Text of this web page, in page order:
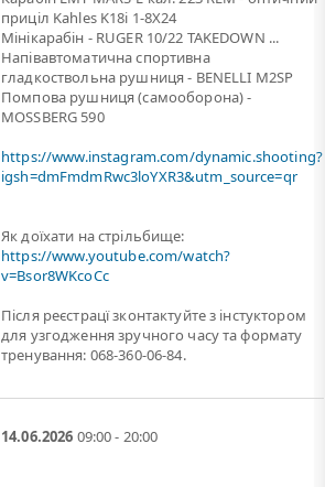
приціл Kahles K18i 1-8X24
Мінікарабін - RUGER 10/22 TAKEDOWN ...
Напівавтоматична спортивна
гладкоствольна рушниця - BENELLI M2SP
Помпова рушниця (самооборона) -
MOSSBERG 590
https://www.instagram.com/dynamic.shooting?
igsh=dmFmdmRwc3loYXR3&utm_source=qr
Як доїхати на стрільбище:
https://www.youtube.com/watch?
v=Bsor8WKcoCc
Після реєстрацї зконтактуйте з інстуктором
для узгодження зручного часу та формату
тренування: 068-360-06-84.
14.06.2026 09:00 - 20:00